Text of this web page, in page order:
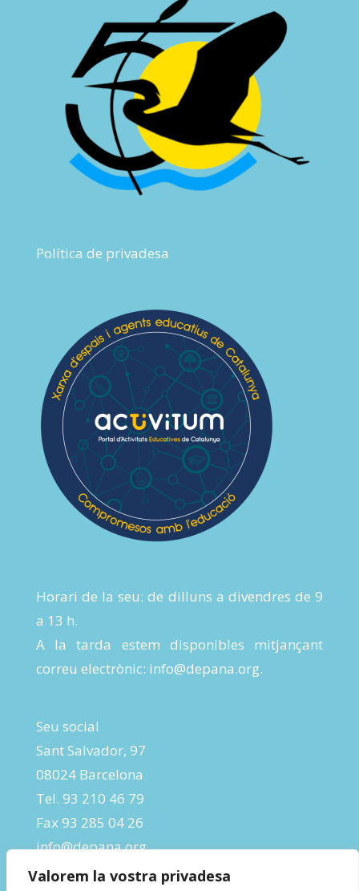
Valorem la vostra privadesa
Política de privadesa
Horari de la seu: de dilluns a divendres de 9
a 13 h.
A la tarda estem disponibles mitjançant
correu electrònic: info@depana.org.
Seu social
Sant Salvador, 97
08024 Barcelona
Tel. 93 210 46 79
Fax 93 285 04 26
info@depana.org